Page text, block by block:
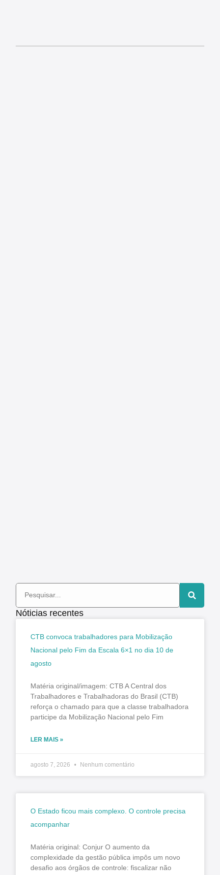
Nóticias recentes
CTB convoca trabalhadores para Mobilização
Nacional pelo Fim da Escala 6×1 no dia 10 de
agosto
Matéria original/imagem: CTB A Central dos
Trabalhadores e Trabalhadoras do Brasil (CTB)
reforça o chamado para que a classe trabalhadora
participe da Mobilização Nacional pelo Fim
LER MAIS »
agosto 7, 2026 Nenhum comentário
O Estado ficou mais complexo. O controle precisa
acompanhar
Matéria original: Conjur O aumento da
complexidade da gestão pública impôs um novo
desafio aos órgãos de controle: fiscalizar não